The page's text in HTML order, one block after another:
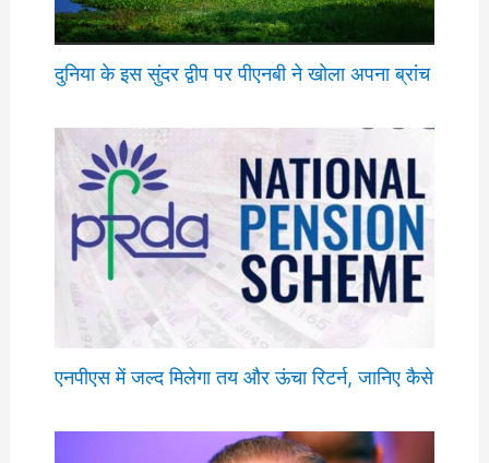
दुनिया के इस सुंदर द्वीप पर पीएनबी ने खोला अपना ब्रांच
एनपीएस में जल्द मिलेगा तय और ऊंचा रिटर्न, जानिए कैसे